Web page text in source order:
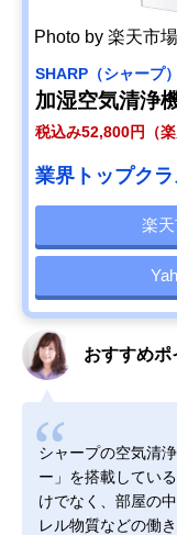
Photo by 楽天市場
SHARP（シャープ）
加湿空気清浄
税込み52,800円（楽
業界トップク
楽
おすすめポ
シャープの空気清
ー」を搭載してい
けでなく、部屋の
レル物質などの働